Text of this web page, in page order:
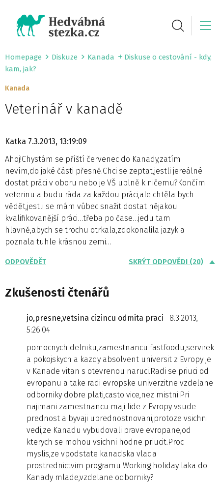
Homepage Diskuze Kanada
Diskuse o cestování - kdy,
kam, jak?
Kanada
Veterinář v kanadě
Katka 7.3.2013, 13:19:09
Ahoj!Chystám se příští červenec do Kanady,zatím
nevím,do jaké části přesně.Chci se zeptat,jestli jereálné
dostat práci v oboru nebo je VŠ uplně k ničemu?Končím
veterinu a budu ráda za každou práci,ale chtěla bych
vědět,jestli se mám vůbec snažit dostat nějakou
kvalifikovanější práci…třeba po čase…jedu tam
hlavně,abych se trochu otrkala,zdokonalila jazyk a
poznala tuhle krásnou zemi…
ODPOVĚDĚT SKRÝT ODPOVĚDI (20)
Zkušenosti čtenářů
jo,presne,vetsina cizincu odmita praci
8.3.2013,
5:26:04
pomocnych delniku,zamestnancu fastfoodu,servirek
a pokojskych a kazdy absolvent universit z Evropy je
v Kanade vitan s otevrenou naruci.Radi se priuci od
evropanu a take radi evropske univerzitne vzdelane
odborniky dobre plati,casto vice,nez mistni.Pri
najimani zamestnancu maji lide z Evropy vsude
prednost a byvaji uprednostnovani,protoze vsichni
vedi,ze Kanadu vybudovali prave evropane,od
kterych se mohou vsichni hodne priucit.Proc
myslis,ze vpodstate kanadska vlada
prostrednictvim programu Working holiday laka do
Kanady mlade,vzdelane odborniky?